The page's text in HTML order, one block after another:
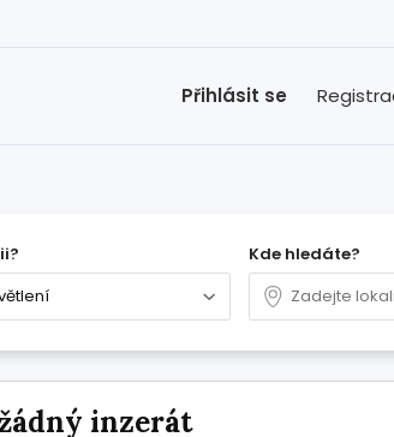
Přihlásit se
Kde hledáte?
inzerát